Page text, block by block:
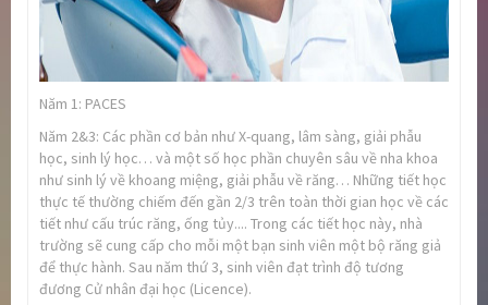
Năm 1: PACES
Năm 2&3: Các phần cơ bản như X-quang, lâm sàng, giải phẫu
học, sinh lý học… và một số học phần chuyên sâu về nha khoa
như sinh lý về khoang miệng, giải phẫu về răng… Những tiết học
thực tế thường chiếm đến gần 2/3 trên toàn thời gian học về các
tiết như cấu trúc răng, ống tủy.... Trong các tiết học này, nhà
trường sẽ cung cấp cho mỗi một bạn sinh viên một bộ răng giả
để thực hành. Sau năm thứ 3, sinh viên đạt trình độ tương
đương Cử nhân đại học (Licence).